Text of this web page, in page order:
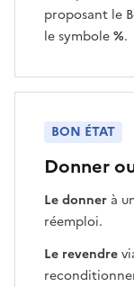
proposant le
le symbole%.
Donner
Le donner à
réemploi.
Le revendre
BON ÉTAT